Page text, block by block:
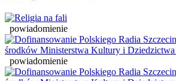
powiadomienie
powiadomienie